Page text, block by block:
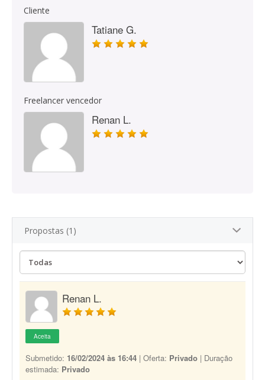
Cliente
Tatiane G.
Freelancer vencedor
Renan L.
Propostas (1)
Renan L.
Aceita
Submetido: 16/02/2024 às 16:44 | Oferta: Privado | Duração
estimada: Privado